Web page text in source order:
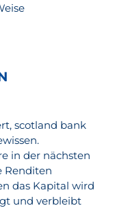
scotland bank
in der nächsten
Renditen
das Kapital wird
und verbleibt